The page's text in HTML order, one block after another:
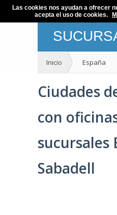
Inicio España
Ciudades
con
sucursales
Sabadell
Las cookies nos ayudan a ofrecer
acepta el uso de cookies.